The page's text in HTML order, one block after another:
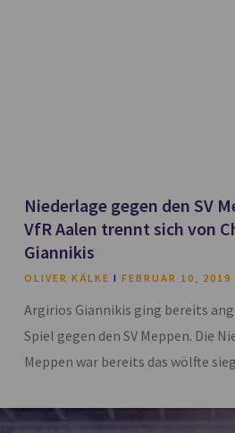
Niederlage gegen den SV
VfR Aalen trennt sich von
Giannikis
OLIVER KÄLKE FEBRUAR 10, 2019
Argirios Giannikis ging bereits
Spiel gegen den SV Meppen. Die
Meppen war bereits das wölfte